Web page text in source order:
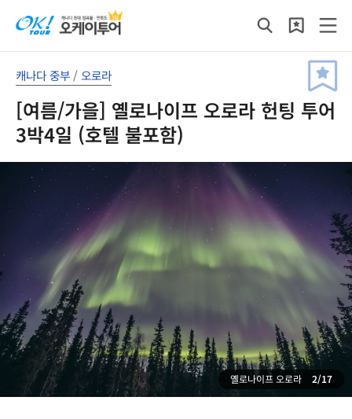
캐나다 중부 /오로라
[여름/가을] 옐로나이프 오로라 헌팅 투어
3박4일 (호텔 불포함)
옐로나이프 오로라 2/17